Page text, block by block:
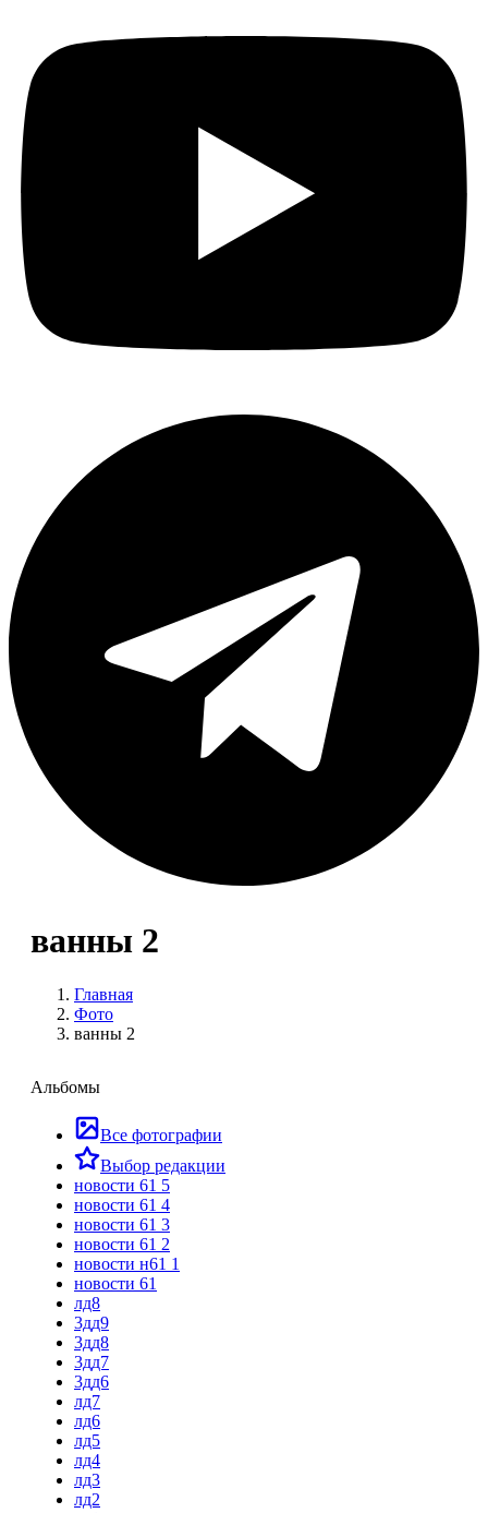
ванны 2
Главная
Фото
ванны 2
Альбомы
Все фотографии
Выбор редакции
новости 61 5
новости 61 4
новости 61 3
новости 61 2
новости н61 1
новости 61
лд8
3дд9
3дд8
3дд7
3дд6
лд7
лд6
лд5
лд4
лд3
лд2